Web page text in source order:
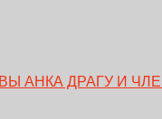
ДРАГУ И